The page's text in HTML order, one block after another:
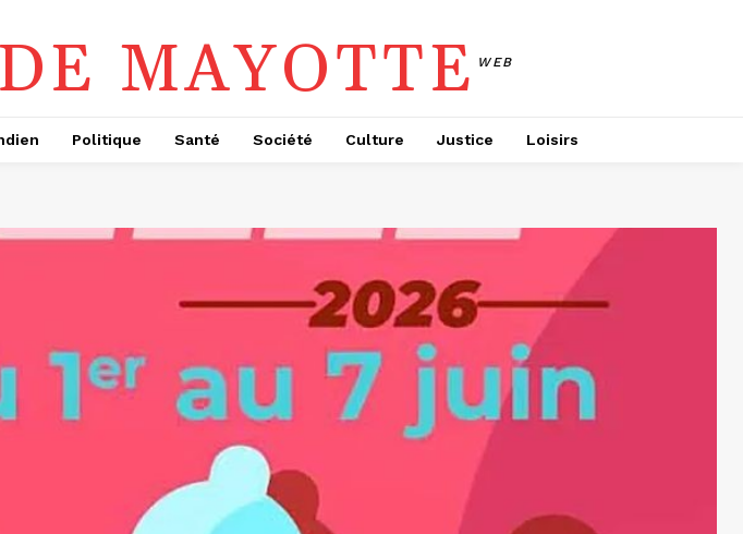
MAYOTTE WEB
Politique Santé Société Culture Justice Loisirs